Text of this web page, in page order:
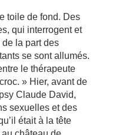
toile de fond. Des
qui interrogent et
la part des
se sont allumés.
le thérapeute
» Hier, avant de
Claude David,
sexuelles et des
était à la tête